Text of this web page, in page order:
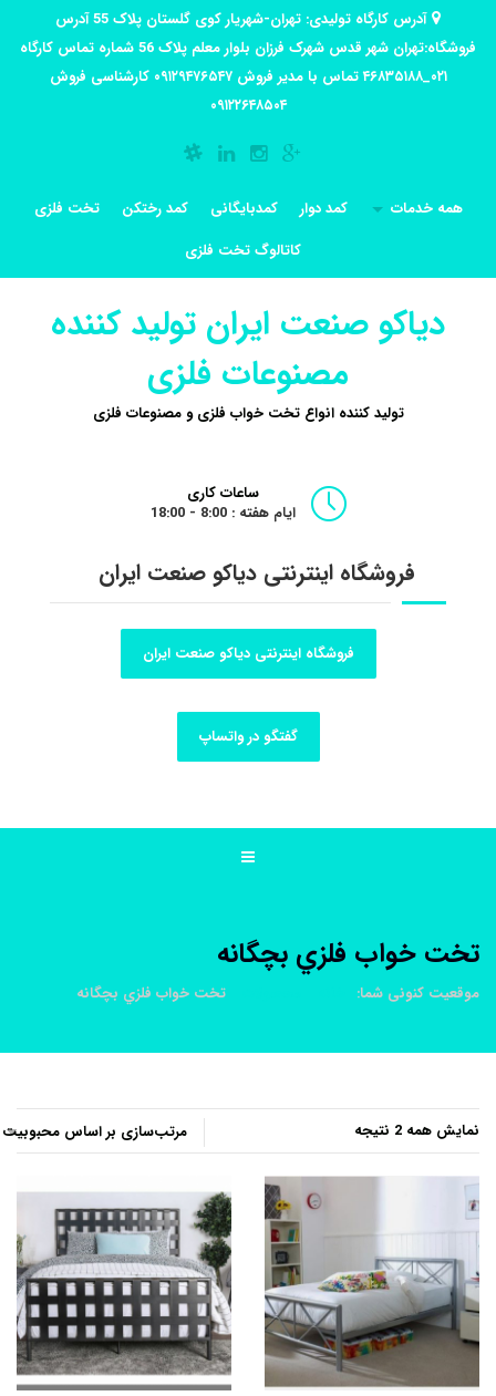
آدرس کارگاه تولیدی: تهران-شهریار کوی گلستان پلاک 55 آدرس
فروشگاه:تهران شهر قدس شهرک فرزان بلوار معلم پلاک 56 شماره تماس کارگاه
۰۲۱_۴۶۸۳۵۱۸۸ تماس با مدیر فروش ۰۹۱۲۹۴۷۶۵۴۷ کارشناسی فروش
۰۹۱۲۲۶۴۸۵۰۴
همه خدمات کمد دوار کمدبایگانی کمد رختکن
تخت فلزی
کاتالوگ تخت فلزی
دیاکو صنعت ایران تولید کننده
مصنوعات فلزی
تولید کننده انواع تخت خواب فلزی و مصنوعات فلزی
ساعات کاری
ایام هفته : 8:00 - 18:00
فروشگاه اینترنتی دیاکو صنعت ایران
فروشگاه اینترنتی دیاکو صنعت ایران
گفتگو در واتساپ
تخت خواب فلزي بچگانه
موقعیت کنونی شما: تخت خواب فلزي بچگانه
نمایش همه 2 نتیجه
بر
اساس
محبوبیت